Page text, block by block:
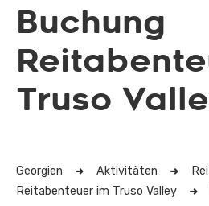
Buchung
Truso
Georgien Aktivitäten
Reitabenteuer im Truso Valley